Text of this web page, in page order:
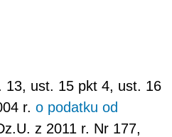
13, ust. 15 pkt 4, ust. 16
r. o podatku od
z 2011 r. Nr 177,